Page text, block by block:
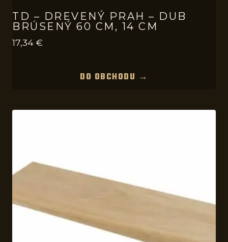
TD – DREVENÝ PRAH – DUB
BRÚSENÝ 60 CM, 14 CM
17,34 €
DO OBCHODU →